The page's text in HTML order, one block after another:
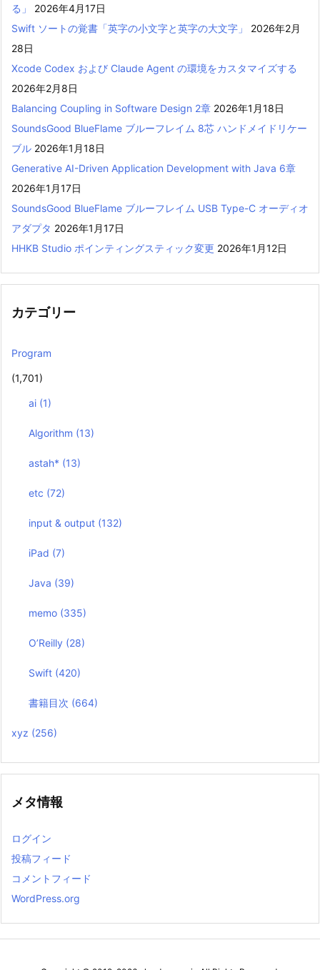
る」
2026年4月17日
Swift ソートの覚書「英字の小文字と英字の大文字」
2026年2月
28日
Xcode Codex および Claude Agent の環境をカスタマイズする
2026年2月8日
Balancing Coupling in Software Design 2章 2026年1月18日
SoundsGood BlueFlame ブルーフレイム 8芯 ハンドメイドリケー
ブル 2026年1月18日
Generative AI-Driven Application Development with Java 6章
2026年1月17日
SoundsGood BlueFlame ブルーフレイム USB Type-C オーディオ
アダプタ 2026年1月17日
HHKB Studio ポインティングスティック変更 2026年1月12日
カテゴリー
Program
(1,701)
ai (1)
Algorithm (13)
astah* (13)
etc (72)
input & output (132)
iPad (7)
Java (39)
memo (335)
O’Reilly (28)
Swift (420)
書籍目次 (664)
xyz (256)
メタ情報
ログイン
投稿フィード
コメントフィード
WordPress.org